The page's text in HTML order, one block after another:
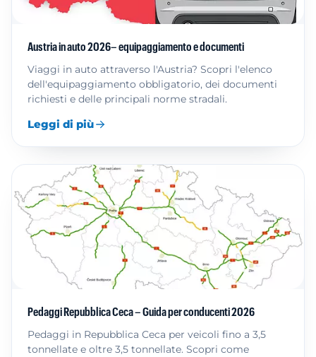
Austria in auto 2026– equipaggiamento e documenti
Viaggi in auto attraverso l'Austria? Scopri l'elenco
dell'equipaggiamento obbligatorio, dei documenti
richiesti e delle principali norme stradali.
Leggi di più
Pedaggi Repubblica Ceca – Guida per conducenti 2026
Pedaggi in Repubblica Ceca per veicoli fino a 3,5
tonnellate e oltre 3,5 tonnellate. Scopri come